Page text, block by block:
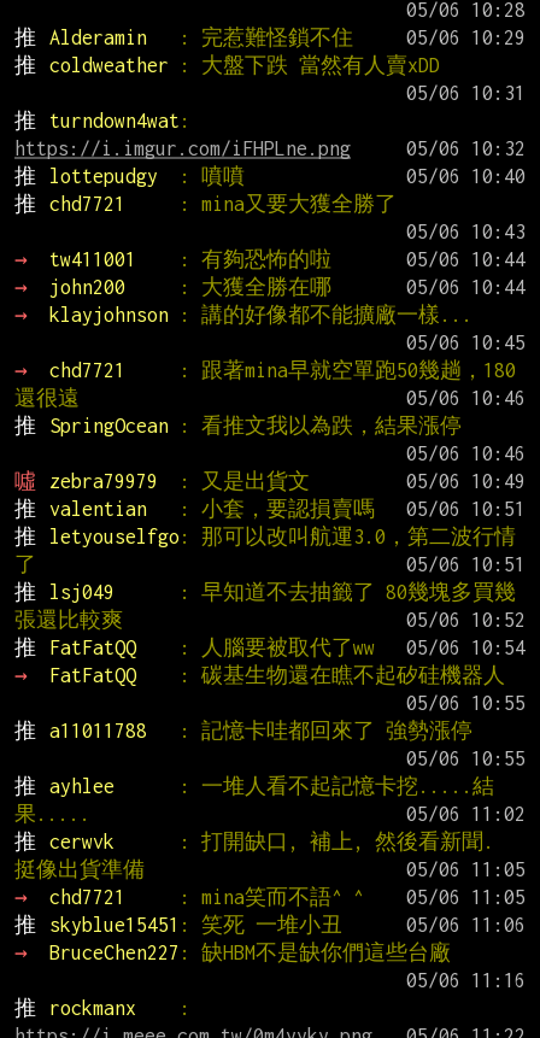
推
Alderamin : 完惹難怪鎖不住
推
coldweather
: 大盤下跌 當然有人賣xDD
推
turndown4wat
https://i.imgur.com/iFHPLne.png
推
lottepudgy : 噴噴
推
chd7721
: mina又要大獲全勝了
→
tw411001 : 有夠恐怖的啦
→
john200 : 大獲全勝在哪
→
klayjohnson
: 講的好像都不能擴廠一樣...
→
chd7721
: 跟著mina早就空單跑50幾趟，180
還很遠
推
SpringOcean
: 看推文我以為跌，結果漲停
噓
zebra79979 : 又是出貨文
推
valentian : 小套，要認損賣嗎
推
letyouselfgo : 那可以改叫航運3.0，第二波行情
了
推
lsj049
: 早知道不去抽籤了 80幾塊多買幾
張還比較爽
推
FatFatQQ : 人腦要被取代了ww
→
FatFatQQ
: 碳基生物還在瞧不起矽硅機器人
推
a11011788
: 記憶卡哇都回來了 強勢漲停
推
ayhlee
: 一堆人看不起記憶卡挖.....結
果.....
推
cerwvk
: 打開缺口, 補上, 然後看新聞.
挺像出貨準備
→
chd7721 : mina笑而不語^ ^
推
skyblue15451 : 笑死 一堆小丑
→
BruceChen227 : 缺HBM不是缺你們這些台廠
推
rockmanx